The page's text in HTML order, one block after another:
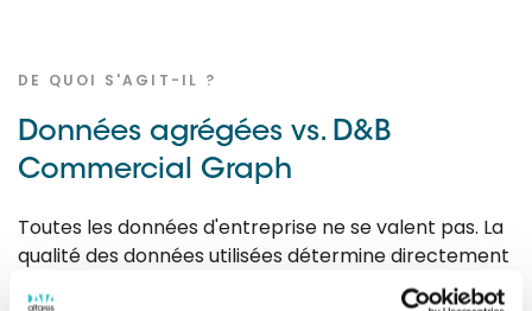
DE QUOI S'AGIT-IL ?
Données agrégées vs. D&B
Commercial Graph
Toutes les données d'entreprise ne se valent pas. La
qualité des données utilisées détermine directement